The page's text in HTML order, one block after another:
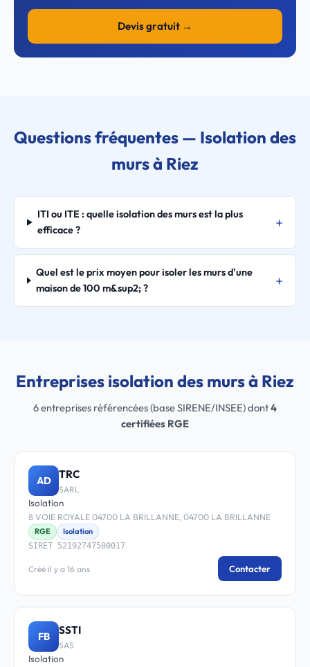
Devis gratuit →
Questions fréquentes — Isolation des
murs à Riez
ITI ou ITE : quelle isolation des murs est la plus
efficace ?
Quel est le prix moyen pour isoler les murs d'une
maison de 100 m&sup2; ?
Entreprises isolation des murs à Riez
6 entreprises référencées (base SIRENE/INSEE) dont4
certifiées RGE
AD TRC
SARL
Isolation
8 VOIE ROYALE 04700 LA BRILLANNE, 04700 LA BRILLANNE
RGE
Isolation
SIRET 52192747500017
Créé il y a 16 ans Contacter
FB SSTI
SAS
Isolation